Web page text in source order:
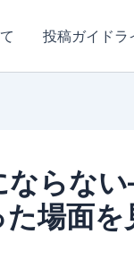
投稿ガイドラ
ならな
場面を